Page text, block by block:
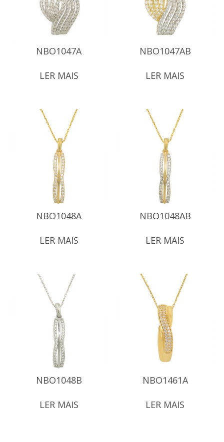
NBO1047A
LER MAIS
NBO1047AB
LER MAIS
NBO1048A
LER MAIS
NBO1048AB
LER MAIS
NBO1048B
LER MAIS
NBO1461A
LER MAIS